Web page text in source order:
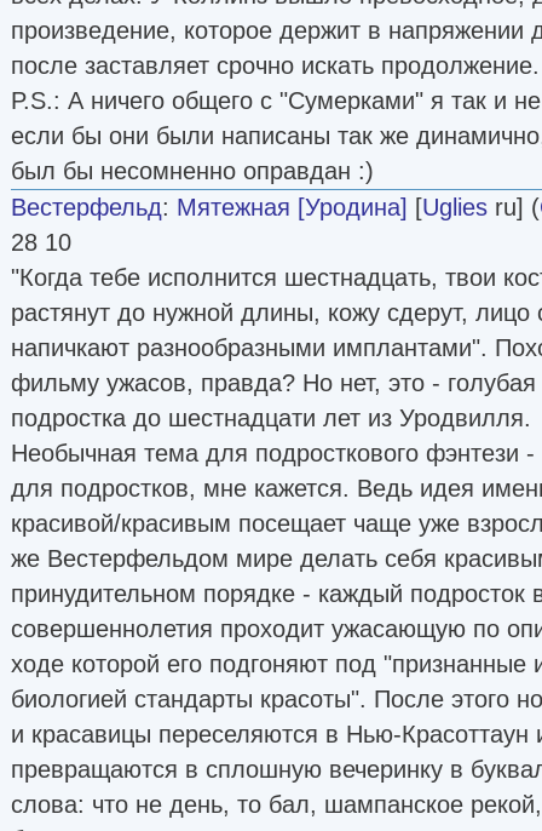
произведение, которое держит в напряжении
после заставляет срочно искать продолжение.
P.S.: А ничего общего с "Сумерками" я так и
если бы они были написаны так же
был бы несомненно оправдан :)
Вестерфельд: Мятежная [Уродина] [Uglies ru] (
28 10
"Когда тебе исполнится шестнадцать, твои
растянут до нужной длины, кожу сдерут,
напичкают разнообразными имплантами".
фильму ужасов, правда? Но нет, это - голубая
подростка до шестнадцати лет из Уродвилля.
Необычная тема для подросткового фэнтези -
для подростков, мне кажется. Ведь идея
красивой/красивым посещает чаще уже
же Вестерфельдом мире делать себя
принудительном порядке - каждый подросток
совершеннолетия проходит ужасающую по
ходе которой его подгоняют под "признанные
биологией стандарты красоты". После этого
и красавицы переселяются в Нью-Красоттаун
превращаются в сплошную вечеринку в
слова: что не день, то бал, шампанское